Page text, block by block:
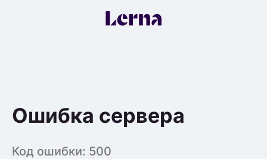
Ошибка сервера
Код ошибки: 500